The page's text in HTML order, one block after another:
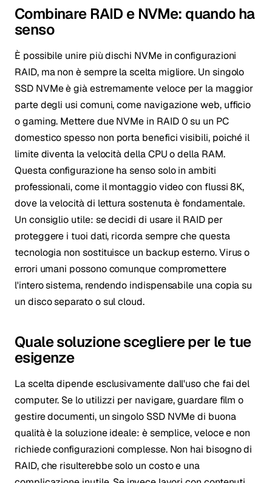
Combinare RAID e NVMe: quando ha
senso
È possibile unire più dischi NVMe in configurazioni
RAID, ma non è sempre la scelta migliore. Un singolo
SSD NVMe è già estremamente veloce per la maggior
parte degli usi comuni, come navigazione web, ufficio
o gaming. Mettere due NVMe in RAID 0 su un PC
domestico spesso non porta benefici visibili, poiché il
limite diventa la velocità della CPU o della RAM.
Questa configurazione ha senso solo in ambiti
professionali, come il montaggio video con flussi 8K,
dove la velocità di lettura sostenuta è fondamentale.
Un consiglio utile: se decidi di usare il RAID per
proteggere i tuoi dati, ricorda sempre che questa
tecnologia non sostituisce un backup esterno. Virus o
errori umani possono comunque compromettere
l'intero sistema, rendendo indispensabile una copia su
un disco separato o sul cloud.
Quale soluzione scegliere per le tue
esigenze
La scelta dipende esclusivamente dall'uso che fai del
computer. Se lo utilizzi per navigare, guardare film o
gestire documenti, un singolo SSD NVMe di buona
qualità è la soluzione ideale: è semplice, veloce e non
richiede configurazioni complesse. Non hai bisogno di
RAID, che risulterebbe solo un costo e una